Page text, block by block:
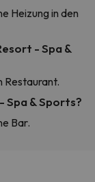
Heizung in den
- Spa &
Restaurant.
Spa & Sports?
Bar.